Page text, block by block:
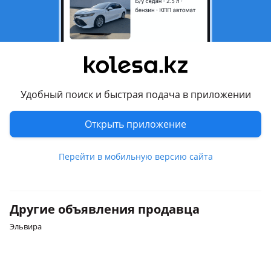
Удобный поиск и быстрая подача в приложении
Открыть приложение
Перейти в мобильную версию сайта
Хорошое качество (дубликат)
Можете позвонить или написать. Есть отправки по другим
городам. По городу через Яндекс или Индрайвер.
Сапасы жақсы (дубликат)
Керек заттарыңызды білгіңіз келсе, бізге хабарласып,
немесе нөмірге жазыңыздар. Басқа қалаларға салып
жібере аламыз. Қаланың ішінде яндекс немесе индрайвер
арқылы жібере аламыз.
Другие объявления продавца
Эльвира